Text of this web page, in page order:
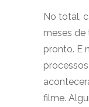
No total,
meses de
pronto. E
filme.